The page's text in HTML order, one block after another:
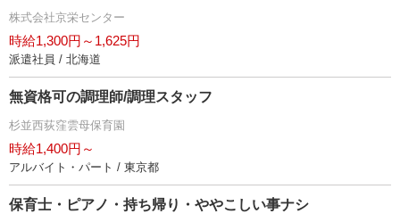
株式会社京栄センター
時給1,300円～1,625円
派遣社員 / 北海道
無資格可の調理師/調理スタッフ
杉並西荻窪雲母保育園
時給1,400円～
アルバイト・パート / 東京都
保育士・ピアノ・持ち帰り・ややこしい事ナシ